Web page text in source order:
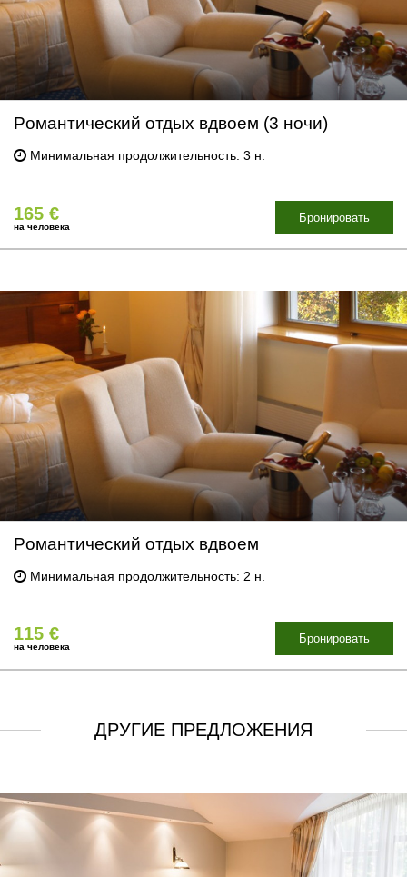
Pомантический отдых вдвоем (3 ночи)
Минимальная продолжительность: 3 н.
165 €
на человека
Бронировать
Pомантический отдых вдвоем
Минимальная продолжительность: 2 н.
115 €
на человека
Бронировать
ДРУГИЕ ПРЕДЛОЖЕНИЯ